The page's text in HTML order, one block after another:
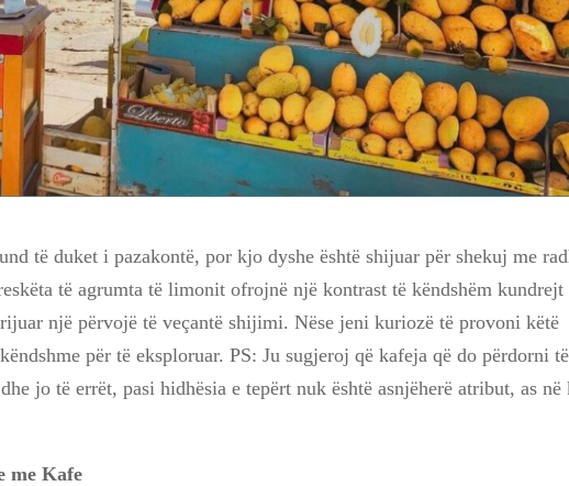
të duket i pazakontë, por kjo dyshe është shijuar për shekuj me
të agrumta të limonit ofrojnë një kontrast të këndshëm kundrejt
një përvojë të veçantë shijimi. Nëse jeni kuriozë të provoni këtë
për të eksploruar. PS: Ju sugjeroj që kafeja që do përdorni të
jo të errët, pasi hidhësia e tepërt nuk është asnjëherë atribut, as në
me Kafe